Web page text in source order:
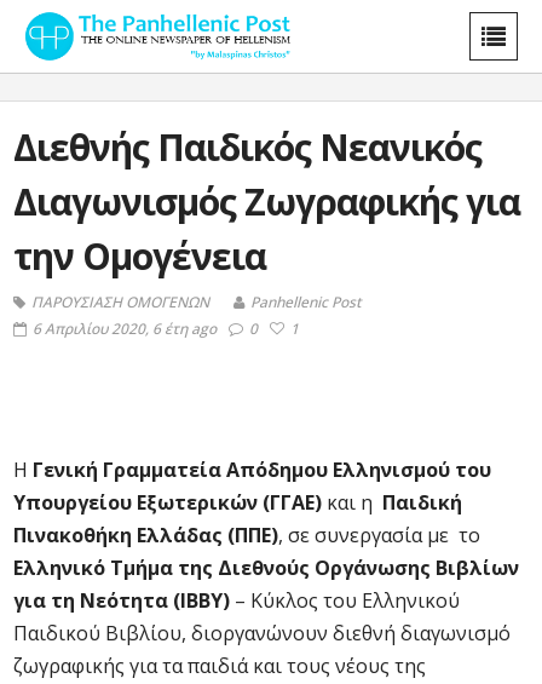
Διεθνής Παιδικός Νεανικός
Διαγωνισμός Ζωγραφικής για
την Ομογένεια
ΠΑΡΟΥΣΙΑΣΗ ΟΜΟΓΕΝΩΝ
Panhellenic Post
6 Απριλίου 2020, 6 έτη ago
0 1
Η Γενική Γραμματεία Απόδημου Ελληνισμού του
Υπουργείου Εξωτερικών (ΓΓΑΕ) και η Παιδική
Πινακοθήκη Ελλάδας (ΠΠΕ), σε συνεργασία με το
Ελληνικό Τμήμα της Διεθνούς Οργάνωσης Βιβλίων
για τη Νεότητα (ΙΒΒΥ) – Κύκλος του Ελληνικού
Παιδικού Βιβλίου, διοργανώνουν διεθνή διαγωνισμό
ζωγραφικής για τα παιδιά και τους νέους της